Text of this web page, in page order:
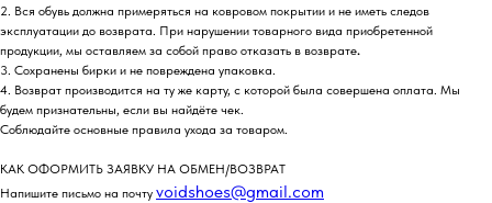
2. Вся обувь должна примеряться на ковровом покрытии и не иметь следов
эксплуатации до возврата. При нарушении товарного вида приобретенной
продукции, мы оставляем за собой право отказать в возврате.
3. Сохранены бирки и не повреждена упаковка.
4. Возврат производится на ту же карту, с которой была совершена оплата. Мы
будем признательны, если вы найдёте чек.
Соблюдайте основные правила ухода за товаром.
КАК ОФОРМИТЬ ЗАЯВКУ НА ОБМЕН/ВОЗВРАТ
Напишите письмо на почту voidshoes@gmail.com